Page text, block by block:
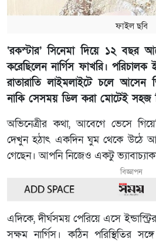
ফাইল ছবি
‘রকস্টার’ সিনেমা দিয়ে ১২
করেছিলেন নার্গিস ফাখরি।
রাতারাতি লাইমলাইটে চলে আসেন
নাকি সেসময় ডিল করা মোটেই সহজ
অভিনেত্রীর কথা, আবেগে ভেসে
দেখুন হঠাৎ একদিন ঘুম থেকে উঠে
গেছেন। আপনি নিজেও একটু
বিজ্ঞাপন
এদিকে, দীর্ঘসময় পেরিয়ে এসে
সক্ষম নার্গিস। কঠিন পরিস্থিতির